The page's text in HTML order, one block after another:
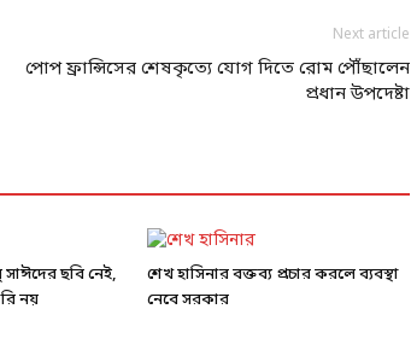
Next article
পোপ ফ্রান্সিসের শেষকৃত্যে যোগ দিতে রোম পৌঁছালেন
প্রধান উপদেষ্টা
ছবি নেই,
নয়
শেখ হাসিনার বক্তব্য প্রচার করলে ব্যবস্থা
নেবে সরকার